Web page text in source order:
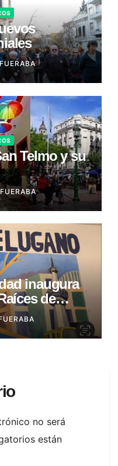
Telmo y su
inaugura
de
no será
están